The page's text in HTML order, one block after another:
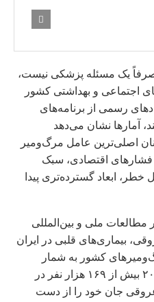
صرفاً یک مسئله پزشکی نیست،
اجتماعی و بهداشتی کشور
رسمی از برنامه‌های
آمارها نشان می‌دهد
اصلی‌ترین عامل مرگ‌ومیر
فشارهای اقتصادی، سبک
ابعاد گسترده‌تری پیدا
مطالعات ملی و بین‌المللی
بیماری‌های قلبی در ایران
کل مرگ‌ومیرهای کشور به شمار
می‌رود. همچنین تنها در سال ۲۰۲۱ بیش از ۱۶۹ هزار نفر در
عروقی جان خود را از دست